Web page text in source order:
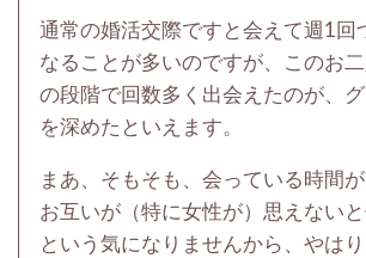
通常の婚活交際ですと会えて週1回
なることが多いのですが、このお
の段階で回数多く出会えたのが、
を深めたといえます。
まあ、そもそも、会っている時間
お互いが（特に女性が）思えない
という気になりませんから、やは